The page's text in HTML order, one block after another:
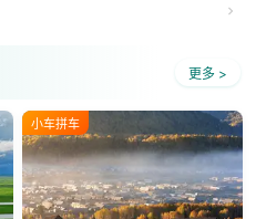
更多 >
小车拼车